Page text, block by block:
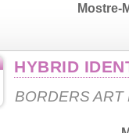
Mostre-
HYBRID
BORDERS ART